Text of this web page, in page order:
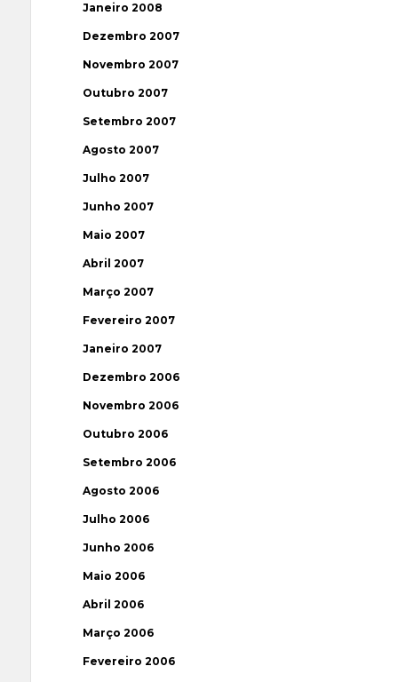
Janeiro 2008
Dezembro 2007
Novembro 2007
Outubro 2007
Setembro 2007
Agosto 2007
Julho 2007
Junho 2007
Maio 2007
Abril 2007
Março 2007
Fevereiro 2007
Janeiro 2007
Dezembro 2006
Novembro 2006
Outubro 2006
Setembro 2006
Agosto 2006
Julho 2006
Junho 2006
Maio 2006
Abril 2006
Março 2006
Fevereiro 2006